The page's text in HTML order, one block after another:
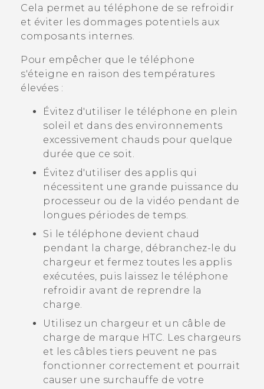
Cela permet au téléphone de se refroidir
et éviter les dommages potentiels aux
composants internes.
Pour empêcher que le téléphone
s'éteigne en raison des températures
élevées :
Évitez d'utiliser le téléphone en plein
soleil et dans des environnements
excessivement chauds pour quelque
durée que ce soit.
Évitez d'utiliser des applis qui
nécessitent une grande puissance du
processeur ou de la vidéo pendant de
longues périodes de temps.
Si le téléphone devient chaud
pendant la charge, débranchez-le du
chargeur et fermez toutes les applis
exécutées, puis laissez le téléphone
refroidir avant de reprendre la
charge.
Utilisez un chargeur et un câble de
charge de marque HTC. Les chargeurs
et les câbles tiers peuvent ne pas
fonctionner correctement et pourrait
causer une surchauffe de votre